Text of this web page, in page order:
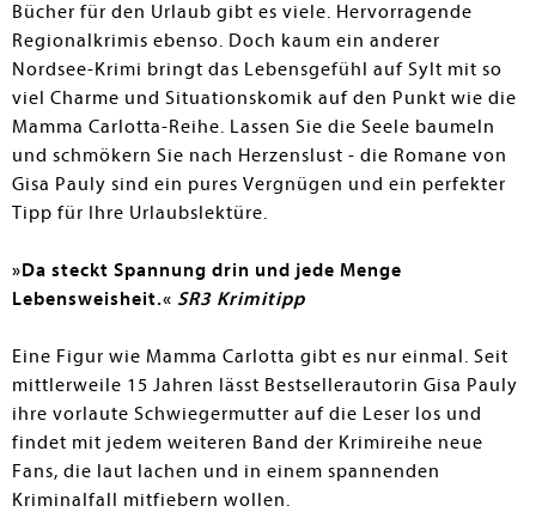
Bücher für den Urlaub gibt es viele. Hervorragende
Regionalkrimis ebenso. Doch kaum ein anderer
Nordsee-Krimi bringt das Lebensgefühl auf Sylt mit so
viel Charme und Situationskomik auf den Punkt wie die
Mamma Carlotta-Reihe. Lassen Sie die Seele baumeln
und schmökern Sie nach Herzenslust - die Romane von
Gisa Pauly sind ein pures Vergnügen und ein perfekter
Tipp für Ihre Urlaubslektüre.
»Da steckt Spannung drin und jede Menge
Lebensweisheit.« SR3 Krimitipp
Eine Figur wie Mamma Carlotta gibt es nur einmal. Seit
mittlerweile 15 Jahren lässt Bestsellerautorin Gisa Pauly
ihre vorlaute Schwiegermutter auf die Leser los und
findet mit jedem weiteren Band der Krimireihe neue
Fans, die laut lachen und in einem spannenden
Kriminalfall mitfiebern wollen.